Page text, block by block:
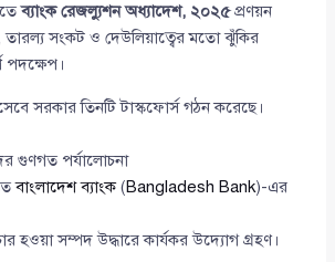
ব্যাংক রেজল্যুশন অধ্যাদেশ, ২০২৫প্রণয়ন
সংকট ও দেউলিয়াত্বের মতো ঝুঁকির
পদক্ষেপ।
সরকার তিনটি টাস্কফোর্স গঠন করেছে।
গুণগত পর্যালোচনা
বাংলাদেশ ব্যাংক(Bangladesh Bank)-এর
হওয়া সম্পদ উদ্ধারে কার্যকর উদ্যোগ গ্রহণ।